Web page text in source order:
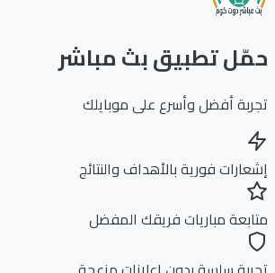
تطبيق بث مباشر
أفضل وأسرع على موبايلك
فورية بالأهداف والنتائج
مباريات فريقك المفضل